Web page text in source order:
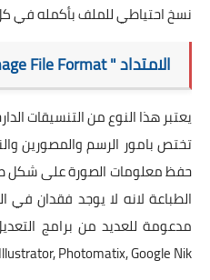
نسخ احتياطي للملف بأكمله في
الامتداد " TIFF "Tagged Image File Format
يعتبر هذا النوع من التنسيقات
تختص بامور الرسم والمصورين
حفظ معلومات الصورة على شكل
الطباعة لانه لا يوجد فقدان في
Illustrator, Photomatix, Google Nik